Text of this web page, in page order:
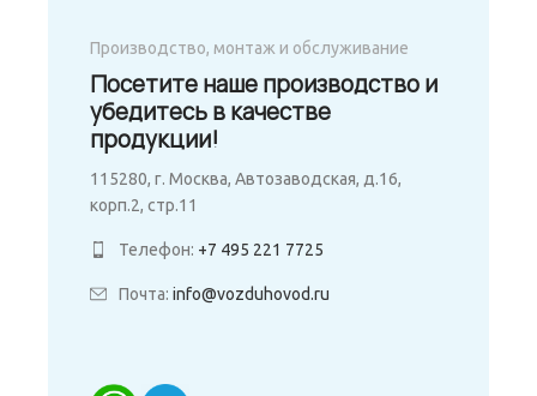
Производство, монтаж и обслуживание
Посетите наше производство и
убедитесь в качестве
продукции!
115280, г. Москва, Автозаводская, д.16,
корп.2, стр.11
Телефон: +7 495 221 7725
Почта: info@vozduhovod.ru